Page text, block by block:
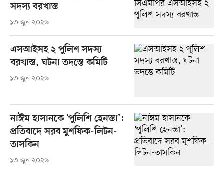
সদস্য বরখাস্ত
১৩ জুন ২০২৬
এসআইসহ ২ পুলিশ সদস্য
বরখাস্ত, ঘটনা তদন্তে কমিটি
১৩ জুন ২০২৬
নাঈম হাসানকে ‘পুলিশি হেনস্তা’:
প্রতিবাদে সরব মুশফিক-লিটন-
তাসকিন
১৩ জুন ২০২৬